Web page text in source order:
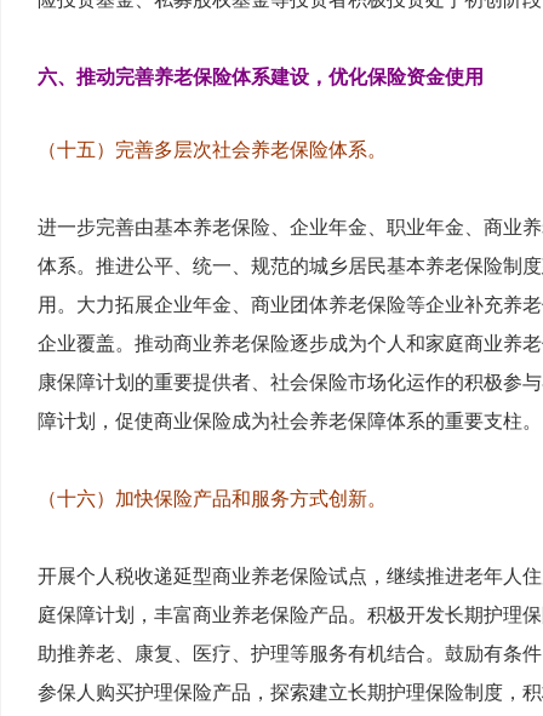
六、推动完善养老保险体系建设，优化保险资金使用
（十五）完善多层次社会养老保险体系。
进一步完善由基本养老保险、企业年金、职业年金、商业
体系。推进公平、统一、规范的城乡居民基本养老保险制
用。大力拓展企业年金、商业团体养老保险等企业补充养
企业覆盖。推动商业养老保险逐步成为个人和家庭商业养
康保障计划的重要提供者、社会保险市场化运作的积极参
障计划，促使商业保险成为社会养老保障体系的重要支柱。
（十六）加快保险产品和服务方式创新。
开展个人税收递延型商业养老保险试点，继续推进老年人
庭保障计划，丰富商业养老保险产品。积极开发长期护理
助推养老、康复、医疗、护理等服务有机结合。鼓励有条
参保人购买护理保险产品，探索建立长期护理保险制度，